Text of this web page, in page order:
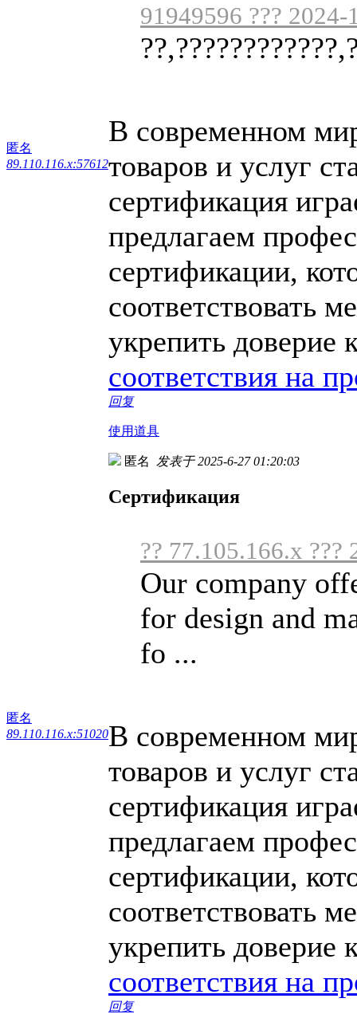
匿名
89.110.116.x:57612
91949596 ???
В современном
товаров и услуг
сертификация
предлагаем
сертификации,
соответствовать
укрепить доверие
соответствия на
回复
使用道具
匿名
89.110.116.x:51020
匿名 发表于 2025-6-27 01:20:03
Сертификация
?? 77.105.166.x ???
Our company
for design and
fo ...
В современном
товаров и услуг
сертификация
предлагаем
сертификации,
соответствовать
укрепить доверие
соответствия на
回复